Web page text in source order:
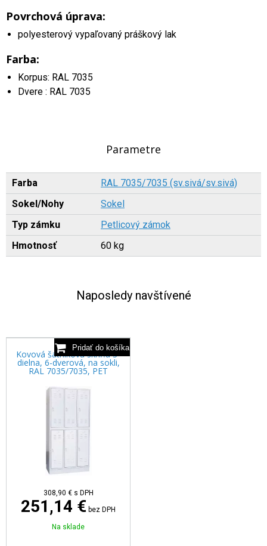
Povrchová úprava:
polyesterový vypaľovaný práškový lak
Farba:
Korpus: RAL 7035
Dvere : RAL 7035
Parametre
Farba
RAL 7035/7035 (sv.sivá/sv.sivá)
Sokel/Nohy
Sokel
Typ zámku
Petlicový zámok
Hmotnosť
60 kg
Naposledy navštívené
Kovová šatníková skriňa 3-
dielna, 6-dverová, na sokli,
RAL 7035/7035, PET
308,90 € s DPH
251,14 € bez DPH
Na sklade